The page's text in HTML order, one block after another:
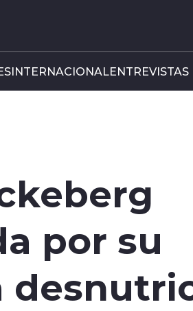
INTERNACIONALENTREVISTAS
por su